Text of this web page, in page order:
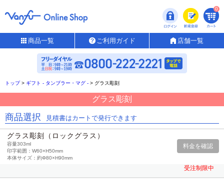
0
商品一覧 ご利用ガイド 店舗一覧
トップ > ギフト - タンブラー・マグ - > グラス彫刻
グラス彫刻
商品選択 見積書はカートで発行できます
グラス彫刻（ロックグラス）
容量303ml
印字範囲：W60×H50mm
本体サイズ：約Φ80×H90mm
受注制限中